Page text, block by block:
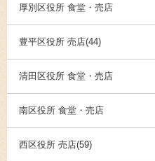
厚別区役所 食堂・売店
豊平区役所 売店(44)
清田区役所 食堂・売店
南区役所 食堂・売店
西区役所 売店(59)